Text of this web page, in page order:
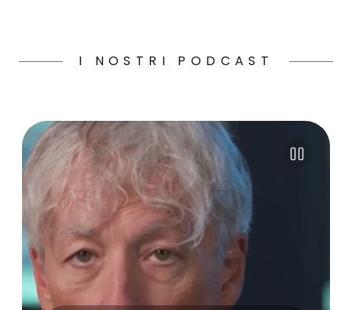
I NOSTRI PODCAST